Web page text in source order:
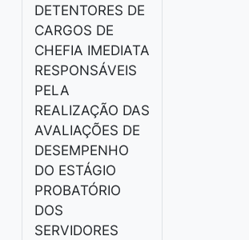
DETENTORES DE
CARGOS DE
CHEFIA IMEDIATA
RESPONSÁVEIS
PELA
REALIZAÇÃO DAS
AVALIAÇÕES DE
DESEMPENHO
DO ESTÁGIO
PROBATÓRIO
DOS
SERVIDORES